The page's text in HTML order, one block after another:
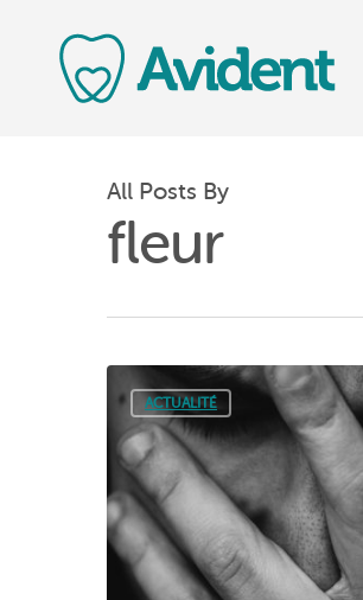
All Posts By
fleur
ACTUALITÉ